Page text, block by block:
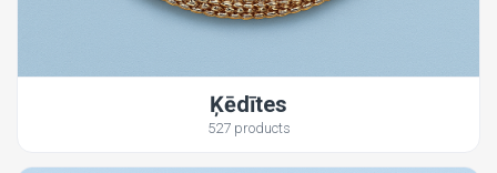
Ķēdītes
527 products